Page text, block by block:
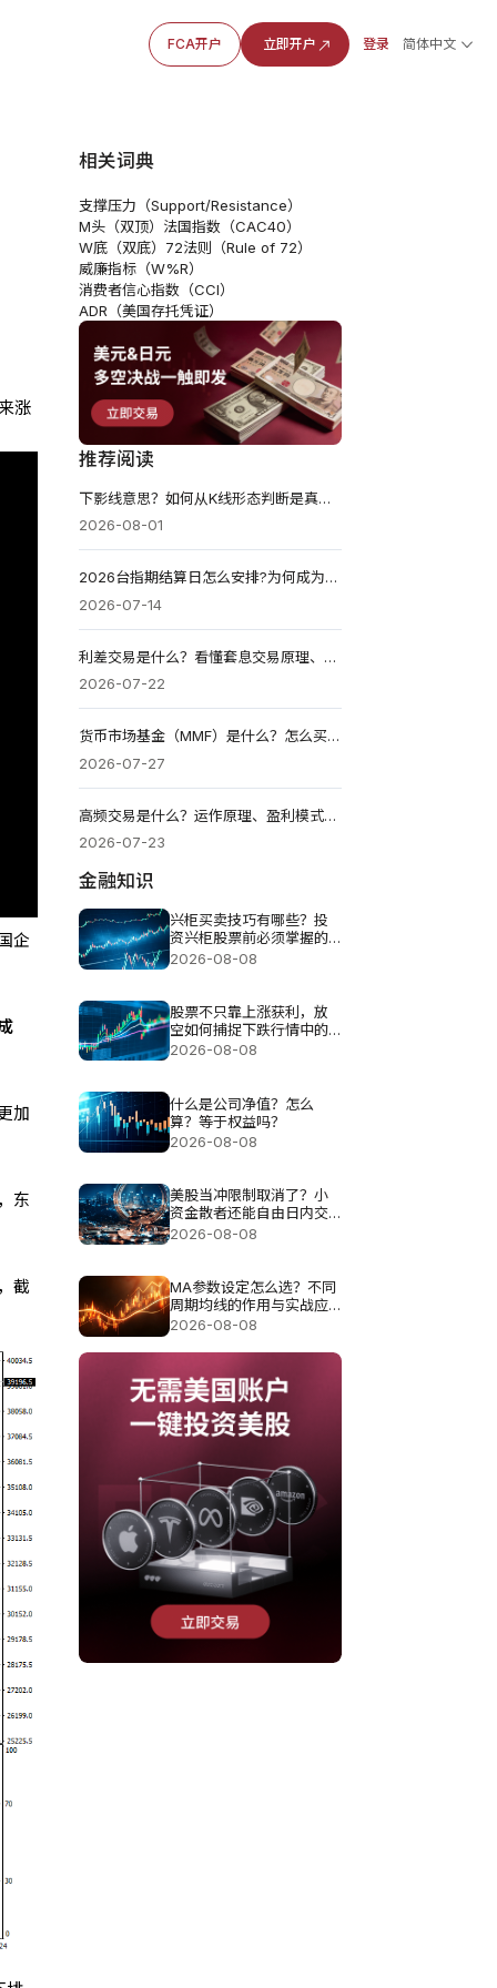
FCA开户 立即开户 登录 简体中文
涨
企
加
东
截
相关词典
支撑压力（Support/Resistance）
M头（双顶） 法国指数（CAC40）
W底（双底） 72法则（Rule of 72）
威廉指标（W%R）
消费者信心指数（CCI）
ADR（美国存托凭证）
推荐阅读
下影线意思？如何从K线形态判断是真反转还是诱多？
2026-08-01
2026台指期结算日怎么安排?为何成为投资者关注的重点?
2026-07-14
利差交易是什么？看懂套息交易原理、获利逻辑、风险与操作
2026-07-22
货币市场基金（MMF）是什么？怎么买？收益与风险全解析2026
2026-07-27
高频交易是什么？运作原理、盈利模式、风险与散户应对指南
2026-07-23
金融知识
兴柜买卖技巧有哪些？投
资兴柜股票前必须掌握的
五个重点
2026-08-08
股票不只靠上涨获利，放
空如何捕捉下跌行情中的
机会？
2026-08-08
什么是公司净值？怎么
算？等于权益吗？
2026-08-08
美股当冲限制取消了？小
资金散者还能自由日内交
易吗？
2026-08-08
MA参数设定怎么选？不同
周期均线的作用与实战应
用分析
2026-08-08